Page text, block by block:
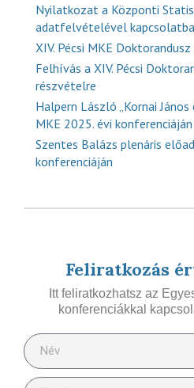
Nyilatkozat a Központi
adatfelvételével
XIV. Pécsi MKE
Felhívás a XIV. Pécsi
részvételre
Halpern László „Kornai
MKE 2025. évi konferenciáján
Szentes Balázs plenáris
konferenciáján
Feliratkozás
Itt feliratkozhatsz az
konferenciákkal